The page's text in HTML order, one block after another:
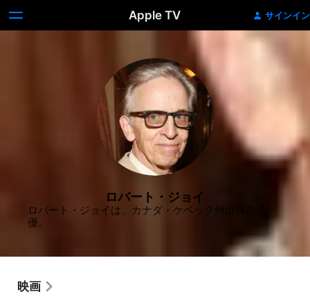
Apple TV サインイン
ロバート・ジョイ
ロバート・ジョイは、カナダ・ケベック州出身の俳
優。
映画